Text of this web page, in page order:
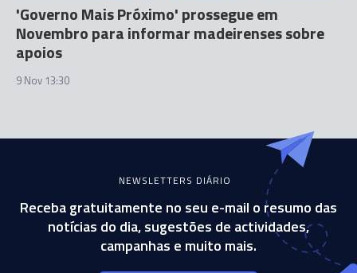
'Governo Mais Próximo' prossegue em
Novembro para informar madeirenses sobre
apoios
9 Nov 13:30
NEWSLETTERS DIÁRIO
Receba gratuitamente no seu e-mail o resumo das
notícias do dia, sugestões de actividades,
campanhas e muito mais.